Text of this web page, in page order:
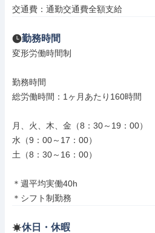
交通費：通勤交通費全額支給
勤務時間
変形労働時間制
勤務時間
総労働時間：1ヶ月あたり160時間
月、火、木、金（8：30～19：00）
水（9：00～17：00）
土（8：30～16：00）
＊週平均実働40h
＊シフト制勤務
休日・休暇